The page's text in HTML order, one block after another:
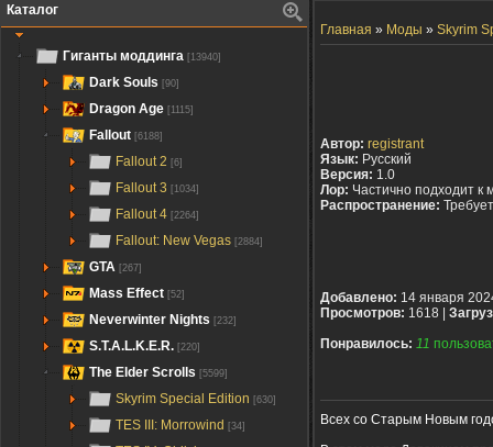
Каталог
Гиганты моддинга [13940]
Dark Souls [90]
Dragon Age [1115]
Fallout [6188]
Fallout 2 [6]
Fallout 3 [1034]
Fallout 4 [2264]
Fallout: New Vegas [2884]
GTA [267]
Mass Effect [52]
Neverwinter Nights [232]
S.T.A.L.K.E.R. [220]
The Elder Scrolls [5599]
Skyrim Special Edition [630]
TES III: Morrowind [34]
Главная » Моды » Skyrim
Автор: registrant
Язык: Русский
Версия: 1.0
Лор: Частично подходит к
Распространение:
Добавлено: 14 января
Просмотров: 1618 |
Понравилось: 11
Всех со Старым Новым